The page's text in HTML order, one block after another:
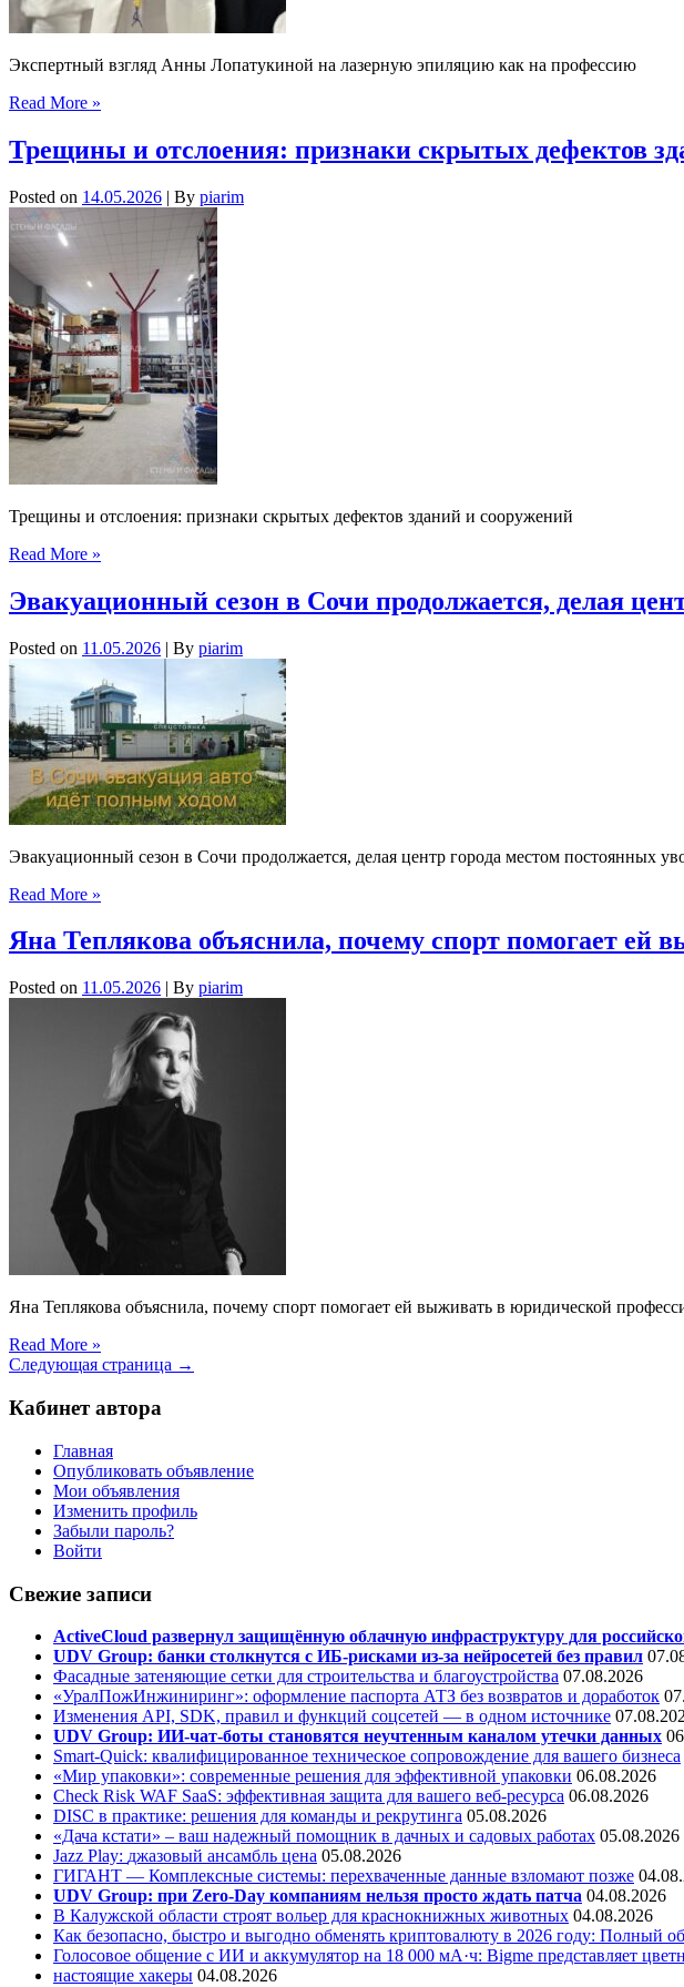
Экспертный взгляд Анны Лопатукиной на лазерную эпиляцию как на профессию
Read More »
Трещины и отслоения: признаки скрытых дефектов
Posted on 14.05.2026 | By piarim
Трещины и отслоения: признаки скрытых дефектов зданий и сооружений
Read More »
Эвакуационный сезон в Сочи продолжается, делая
Posted on 11.05.2026 | By piarim
Эвакуационный сезон в Сочи продолжается, делая центр города местом постоянных
Read More »
Яна Теплякова объяснила, почему спорт помогает ей
Posted on 11.05.2026 | By piarim
Яна Теплякова объяснила, почему спорт помогает ей выживать в юридической
Read More »
Следующая страница →
Кабинет автора
Главная
Опубликовать объявление
Мои объявления
Изменить профиль
Забыли пароль?
Войти
Свежие записи
ActiveCloud развернул защищённую облачную инфраструктуру для
UDV Group: банки столкнутся с ИБ-рисками из-за нейросетей без правил
Фасадные затеняющие сетки для строительства и благоустройства 07.08.2026
«УралПожИнжиниринг»: оформление паспорта АТЗ без возвратов и доработок
Изменения API, SDK, правил и функций соцсетей — в одном источнике
UDV Group: ИИ-чат-боты становятся неучтенным каналом утечки данных
Smart-Quick: квалифицированное техническое сопровождение для вашего бизнеса
«Мир упаковки»: современные решения для эффективной упаковки 06.08.2026
Check Risk WAF SaaS: эффективная защита для вашего веб-ресурса 06.08.2026
DISC в практике: решения для команды и рекрутинга 05.08.2026
«Дача кстати» – ваш надежный помощник в дачных и садовых работах 05.08.2026
Jazz Play: джазовый ансамбль цена 05.08.2026
ГИГАНТ — Комплексные системы: перехваченные данные взломают позже
UDV Group: при Zero-Day компаниям нельзя просто ждать патча 04.08.2026
В Калужской области строят вольер для краснокнижных животных 04.08.2026
Как безопасно, быстро и выгодно обменять криптовалюту в 2026 году: Полный
Голосовое общение с ИИ и аккумулятор на 18 000 мА·ч: Bigme представляет
настоящие хакеры 04.08.2026